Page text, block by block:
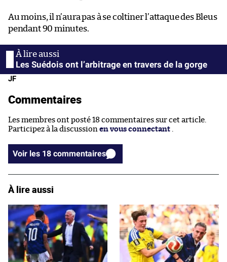
Au moins, il n’aura pas à se coltiner l’attaque des Bleus
pendant 90 minutes.
Les Suédois ont l’arbitrage en travers de la gorge
JF
Commentaires
Les membres ont posté 18 commentaires sur cet article.
Participez à la discussion en vous connectant
Voir les 18 commentaires
À lire aussi